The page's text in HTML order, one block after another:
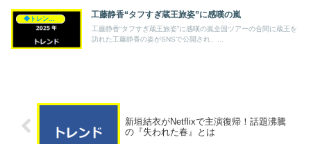
工藤静香“タフすぎ蔵王旅姿”に感嘆の嵐
工藤静香“タフすぎ蔵王旅姿”に感嘆の嵐全国ツアーの合間に蔵王を
訪れた工藤静香の姿がSNSで公開され、...
新垣結衣がNetflixで主演復帰！話題沸騰
の『失われた春』とは